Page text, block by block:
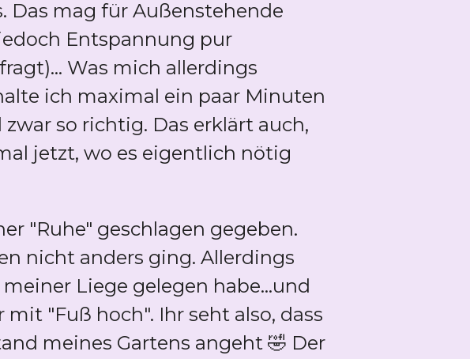
Das mag für Außenstehende
Entspannung pur
Was mich allerdings
ich maximal ein paar Minuten
so richtig. Das erklärt auch,
jetzt, wo es eigentlich nötig
"Ruhe" geschlagen gegeben.
nicht anders ging. Allerdings
Liege gelegen habe...und
"Fuß hoch". Ihr seht also, dass
meines Gartens angeht 🤣 Der